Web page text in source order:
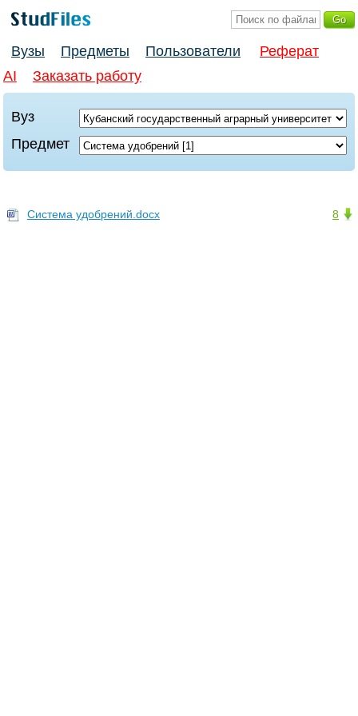
Вузы Предметы Пользователи
Реферат
AI
Заказать работу
Вуз
Предмет
8
Система удобрений.docx